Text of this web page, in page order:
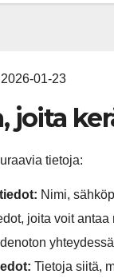
01-23
joita
tietoja:
Nimi,
joita voit antaa
Tietoja siitä,